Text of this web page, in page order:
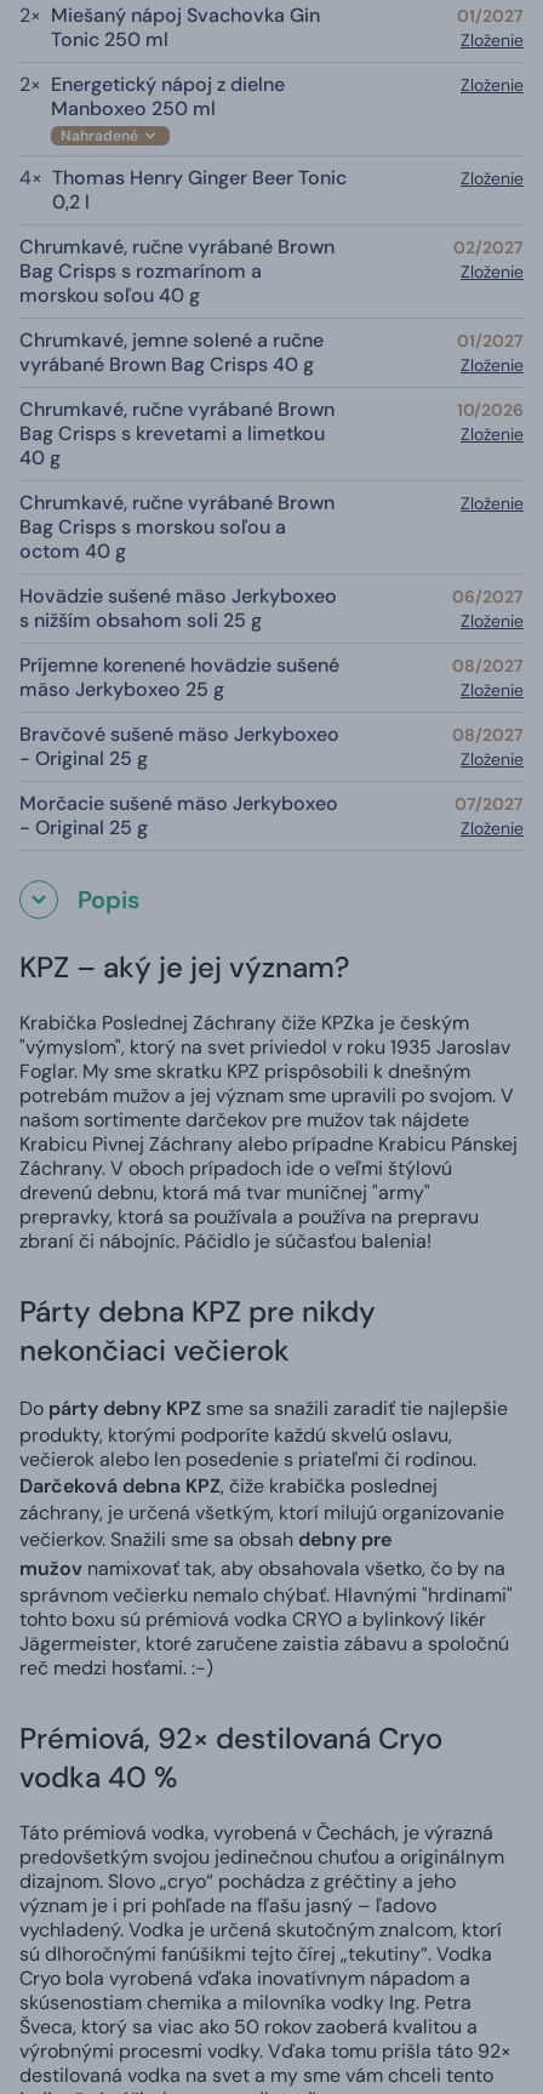
2× Miešaný nápoj Svachovka Gin
Tonic 250 ml
01/2027
Zloženie
2× Energetický nápoj z dielne
Manboxeo 250 ml
Nahradené
Zloženie
4× Thomas Henry Ginger Beer Tonic
0,2 l
Zloženie
Chrumkavé, ručne vyrábané Brown
Bag Crisps s rozmarínom a
morskou soľou 40 g
02/2027
Zloženie
Chrumkavé, jemne solené a ručne
vyrábané Brown Bag Crisps 40 g
01/2027
Zloženie
Chrumkavé, ručne vyrábané Brown
Bag Crisps s krevetami a limetkou
40 g
10/2026
Zloženie
Chrumkavé, ručne vyrábané Brown
Bag Crisps s morskou soľou a
octom 40 g
Zloženie
Hovädzie sušené mäso Jerkyboxeo
s nižším obsahom soli 25 g
06/2027
Zloženie
Príjemne korenené hovädzie sušené
mäso Jerkyboxeo 25 g
08/2027
Zloženie
Bravčové sušené mäso Jerkyboxeo
- Original 25 g
08/2027
Zloženie
Morčacie sušené mäso Jerkyboxeo
- Original 25 g
07/2027
Zloženie
Popis
KPZ – aký je jej význam?
Krabička Poslednej Záchrany čiže KPZka je českým
"výmyslom", ktorý na svet priviedol v roku 1935 Jaroslav
Foglar. My sme skratku KPZ prispôsobili k dnešným
potrebám mužov a jej význam sme upravili po svojom. V
našom sortimente darčekov pre mužov tak nájdete
Krabicu Pivnej Záchrany alebo prípadne Krabicu Pánskej
Záchrany. V oboch prípadoch ide o veľmi štýlovú
drevenú debnu, ktorá má tvar muničnej "army"
prepravky, ktorá sa používala a používa na prepravu
zbraní či nábojníc. Páčidlo je súčasťou balenia!
Párty debna KPZ pre nikdy
nekončiaci večierok
Do párty debny KPZ sme sa snažili zaradiť tie najlepšie
produkty, ktorými podporíte každú skvelú oslavu,
večierok alebo len posedenie s priateľmi či rodinou.
Darčeková debna KPZ, čiže krabička poslednej
záchrany, je určená všetkým, ktorí milujú organizovanie
večierkov. Snažili sme sa obsah debny pre
mužov namixovať tak, aby obsahovala všetko, čo by na
správnom večierku nemalo chýbať. Hlavnými "hrdinami"
tohto boxu sú prémiová vodka CRYO a bylinkový likér
Jägermeister, ktoré zaručene zaistia zábavu a spoločnú
reč medzi hosťami. :-)
Prémiová, 92× destilovaná Cryo
vodka 40 %
Táto prémiová vodka, vyrobená v Čechách, je výrazná
predovšetkým svojou jedinečnou chuťou a originálnym
dizajnom. Slovo „cryo“ pochádza z gréčtiny a jeho
význam je i pri pohľade na fľašu jasný – ľadovo
vychladený. Vodka je určená skutočným znalcom, ktorí
sú dlhoročnými fanúšikmi tejto čírej „tekutiny“. Vodka
Cryo bola vyrobená vďaka inovatívnym nápadom a
skúsenostiam chemika a milovníka vodky Ing. Petra
Šveca, ktorý sa viac ako 50 rokov zaoberá kvalitou a
výrobnými procesmi vodky. Vďaka tomu prišla táto 92×
destilovaná vodka na svet a my sme vám chceli tento